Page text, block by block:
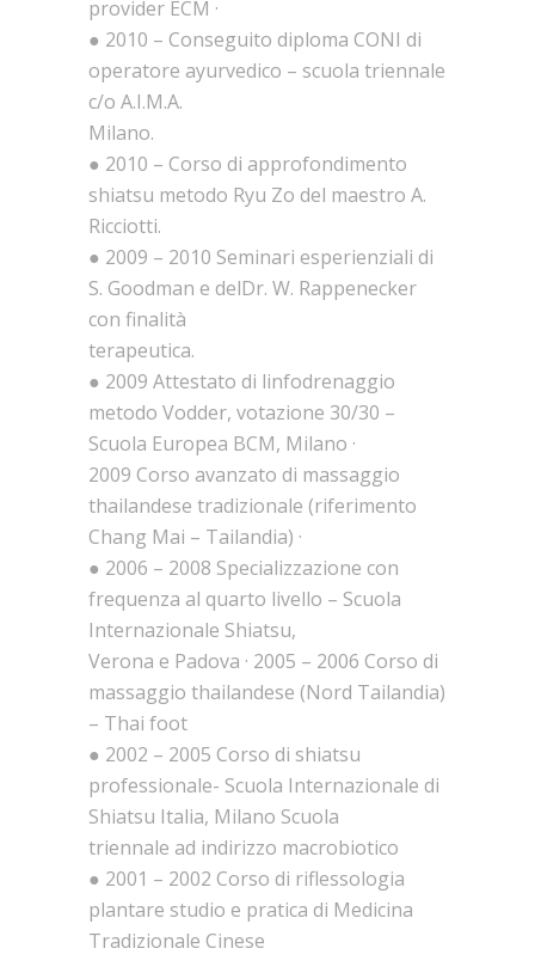
provider ECM ·
● 2010 – Conseguito diploma CONI di
operatore ayurvedico – scuola triennale
c/o A.I.M.A.
Milano.
● 2010 – Corso di approfondimento
shiatsu metodo Ryu Zo del maestro A.
Ricciotti.
● 2009 – 2010 Seminari esperienziali di
S. Goodman e delDr. W. Rappenecker
con finalità
terapeutica.
● 2009 Attestato di linfodrenaggio
metodo Vodder, votazione 30/30 –
Scuola Europea BCM, Milano ·
2009 Corso avanzato di massaggio
thailandese tradizionale (riferimento
Chang Mai – Tailandia) ·
● 2006 – 2008 Specializzazione con
frequenza al quarto livello – Scuola
Internazionale Shiatsu,
Verona e Padova · 2005 – 2006 Corso di
massaggio thailandese (Nord Tailandia)
– Thai foot
● 2002 – 2005 Corso di shiatsu
professionale- Scuola Internazionale di
Shiatsu Italia, Milano Scuola
triennale ad indirizzo macrobiotico
● 2001 – 2002 Corso di riflessologia
plantare studio e pratica di Medicina
Tradizionale Cinese